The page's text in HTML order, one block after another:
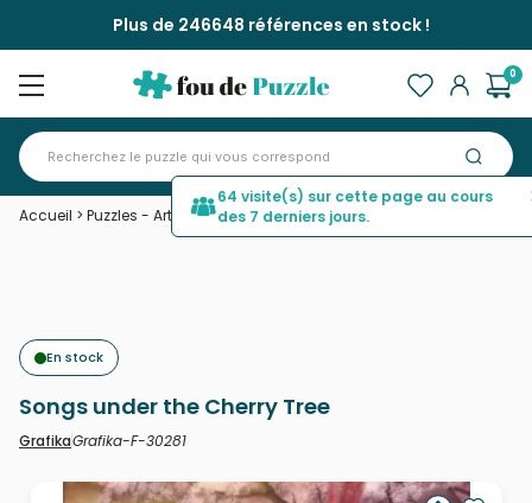
Plus de 246648 références en stock !
0
Accueil > Puzzles - Art Songs under the Cherry Tree
En stock
Songs under the Cherry Tree
GrafikaGrafika-F-30281
64 visite(s) sur cette page au cours
des 7 derniers jours.